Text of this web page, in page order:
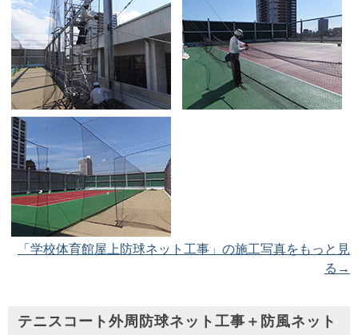
「学校体育館屋上防球ネット工事」の施工写真をもっと見
る→
テニスコート外周防球ネット工事＋防風ネット